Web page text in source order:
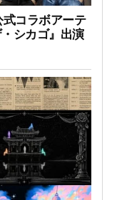
コラボアーテ
シカゴ』出演